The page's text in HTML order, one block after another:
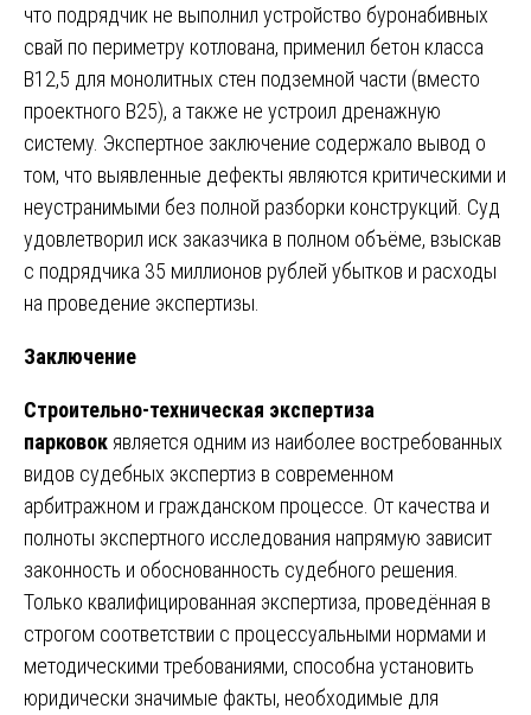
что подрядчик не выполнил устройство буронабивных
свай по периметру котлована, применил бетон класса
В12,5 для монолитных стен подземной части (вместо
проектного В25), а также не устроил дренажную
систему. Экспертное заключение содержало вывод о
том, что выявленные дефекты являются критическими и
неустранимыми без полной разборки конструкций. Суд
удовлетворил иск заказчика в полном объёме, взыскав
с подрядчика 35 миллионов рублей убытков и расходы
на проведение экспертизы.
Заключение
Строительно-техническая экспертиза
парковок является одним из наиболее востребованных
видов судебных экспертиз в современном
арбитражном и гражданском процессе. От качества и
полноты экспертного исследования напрямую зависит
законность и обоснованность судебного решения.
Только квалифицированная экспертиза, проведённая в
строгом соответствии с процессуальными нормами и
методическими требованиями, способна установить
юридически значимые факты, необходимые для